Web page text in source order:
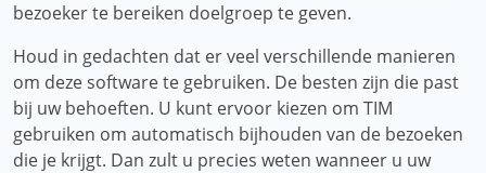
bezoeker te bereiken doelgroep te geven.
Houd in gedachten dat er veel verschillende manieren
om deze software te gebruiken. De besten zijn die past
bij uw behoeften. U kunt ervoor kiezen om TIM
gebruiken om automatisch bijhouden van de bezoeken
die je krijgt. Dan zult u precies weten wanneer u uw